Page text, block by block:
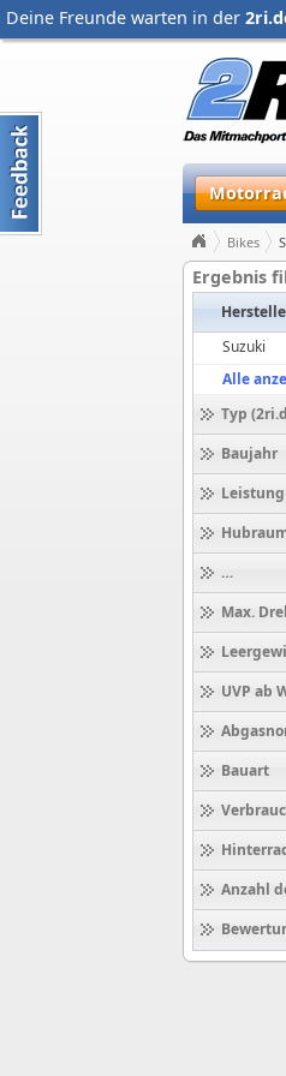
Deine Freunde warten in der
Bikes
Ergebnis
Suzuki
Alle
Typ
Baujahr
Leistung
Max.
UVP ab
Bauart
Anzahl